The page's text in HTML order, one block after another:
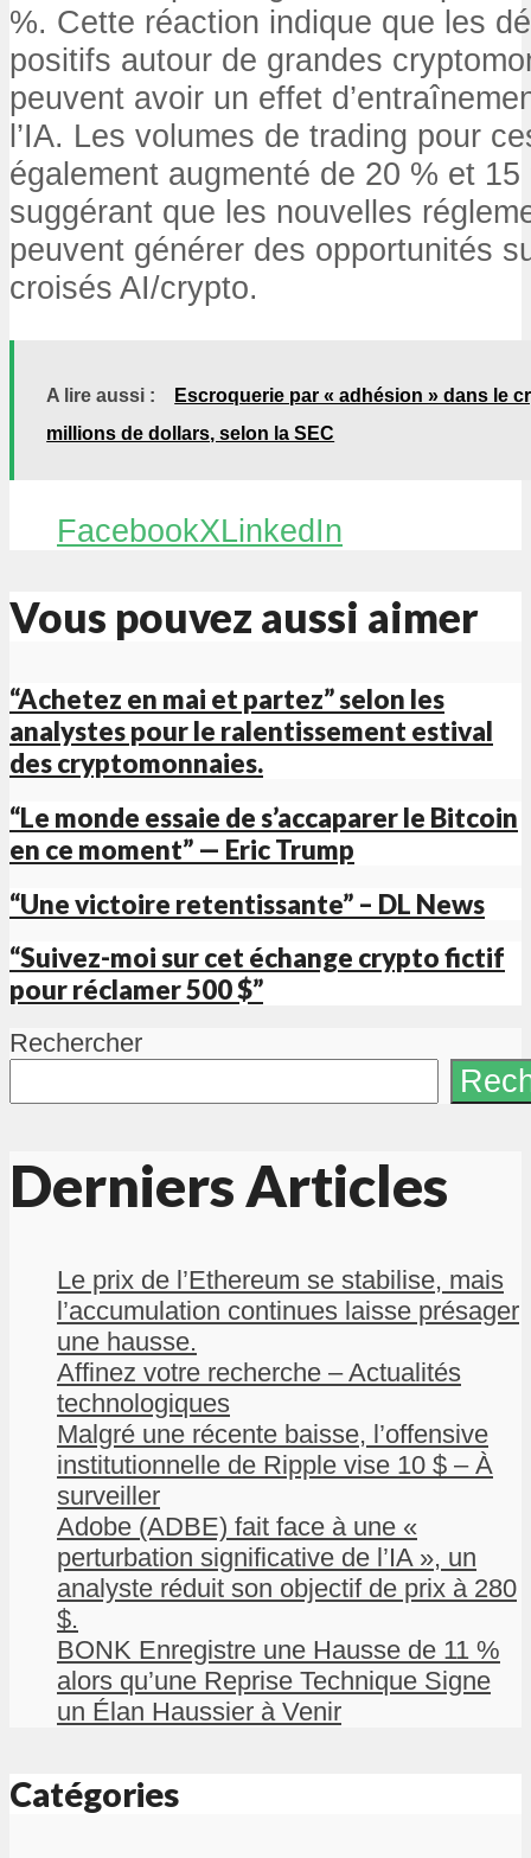
%. Cette réaction indique que les
positifs autour de grandes
peuvent avoir un effet
l’IA. Les volumes de trading pour
également augmenté de 20 % et
suggérant que les nouvelles
peuvent générer des opportunités
croisés AI/crypto.
A lire aussi :
Escroquerie par « adhésion » dans le
millions de dollars, selon la SEC
FacebookXLinkedIn
Vous pouvez aussi aimer
“Achetez en mai et partez” selon les
analystes pour le ralentissement estival
des cryptomonnaies.
“Le monde essaie de s’accaparer le Bitcoin
en ce moment” — Eric Trump
“Une victoire retentissante” – DL News
“Suivez-moi sur cet échange crypto fictif
pour réclamer 500 $”
Rechercher
Derniers Articles
Le prix de l’Ethereum se stabilise, mais
l’accumulation continues laisse présager
une hausse.
Affinez votre recherche – Actualités
technologiques
Malgré une récente baisse, l’offensive
institutionnelle de Ripple vise 10 $ – À
surveiller
Adobe (ADBE) fait face à une «
perturbation significative de l’IA », un
analyste réduit son objectif de prix à 280
$.
BONK Enregistre une Hausse de 11 %
alors qu’une Reprise Technique Signe
un Élan Haussier à Venir
Catégories